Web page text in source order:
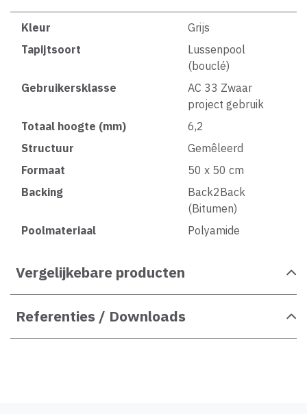
Kleur
Grijs
Tapijtsoort
Lussenpool
(bouclé)
Gebruikersklasse
AC 33 Zwaar
project gebruik
Totaal hoogte (mm)
6,2
Structuur
Gemêleerd
Formaat
50 x 50 cm
Backing
Back2Back
(Bitumen)
Poolmateriaal
Polyamide
Vergelijkebare producten
Referenties / Downloads